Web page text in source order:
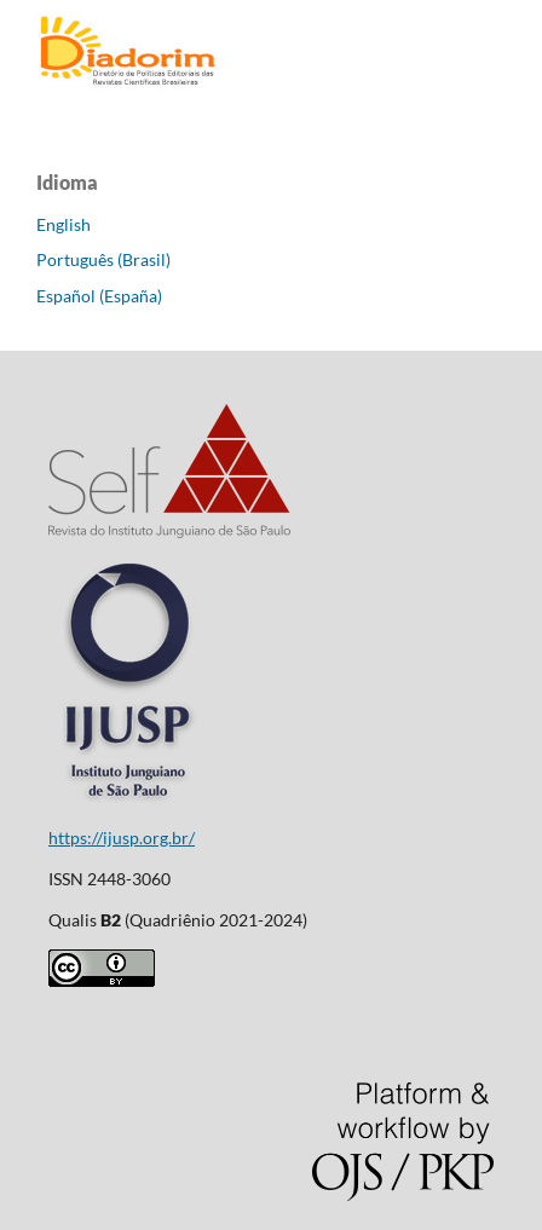
Idioma
English
Português (Brasil)
Español (España)
https://ijusp.org.br/
ISSN 2448-3060
QualisB2(Quadriênio 2021-2024)